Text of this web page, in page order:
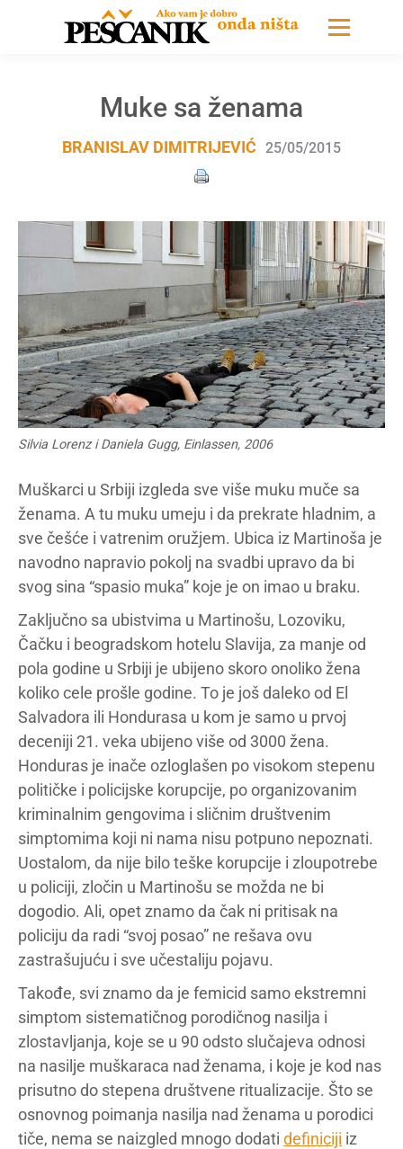
Muke sa ženama
BRANISLAV DIMITRIJEVIĆ 25/05/2015
Silvia Lorenz i Daniela Gugg, Einlassen, 2006
Muškarci u Srbiji izgleda sve više muku muče sa
ženama. A tu muku umeju i da prekrate hladnim, a
sve češće i vatrenim oružjem. Ubica iz Martinoša je
navodno napravio pokolj na svadbi upravo da bi
svog sina “spasio muka” koje je on imao u braku.
Zaključno sa ubistvima u Martinošu, Lozoviku,
Čačku i beogradskom hotelu Slavija, za manje od
pola godine u Srbiji je ubijeno skoro onoliko žena
koliko cele prošle godine. To je još daleko od El
Salvadora ili Hondurasa u kom je samo u prvoj
deceniji 21. veka ubijeno više od 3000 žena.
Honduras je inače ozloglašen po visokom stepenu
političke i policijske korupcije, po organizovanim
kriminalnim gengovima i sličnim društvenim
simptomima koji ni nama nisu potpuno nepoznati.
Uostalom, da nije bilo teške korupcije i zloupotrebe
u policiji, zločin u Martinošu se možda ne bi
dogodio. Ali, opet znamo da čak ni pritisak na
policiju da radi “svoj posao” ne rešava ovu
zastrašujuću i sve učestaliju pojavu.
Takođe, svi znamo da je femicid samo ekstremni
simptom sistematičnog porodičnog nasilja i
zlostavljanja, koje se u 90 odsto slučajeva odnosi
na nasilje muškaraca nad ženama, i koje je kod nas
prisutno do stepena društvene ritualizacije. Što se
osnovnog poimanja nasilja nad ženama u porodici
tiče, nema se naizgled mnogo dodati definiciji iz